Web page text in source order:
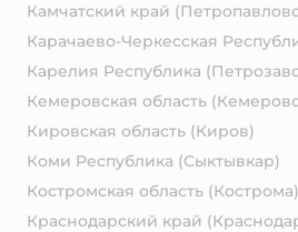
Камчатский край
Карачаево-Черкесская
Карелия Республика
Кемеровская область
Кировская область (Киров)
Коми Республика (Сыктывкар)
Костромская область (Кострома)
Краснодарский край